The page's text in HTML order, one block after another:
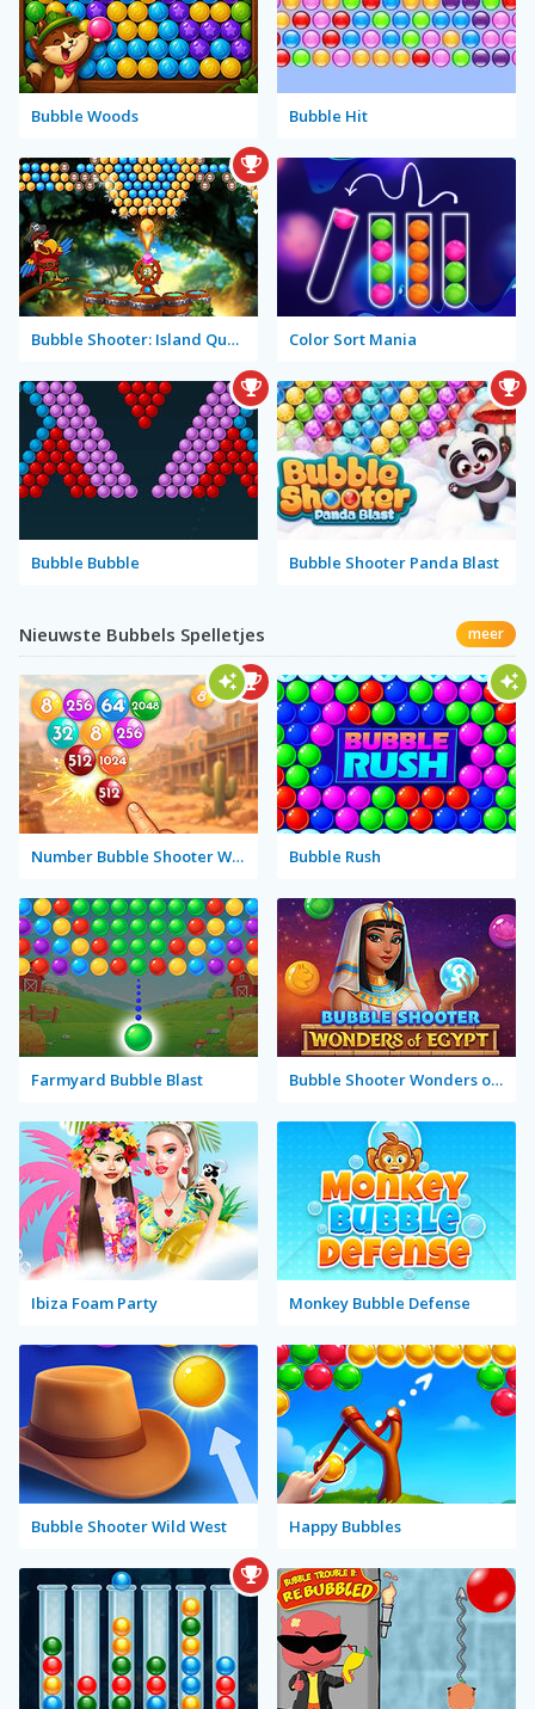
Bubble Woods Bubble Hit
Bubble Shooter: Island Quest Color Sort Mania
Bubble Bubble Bubble Shooter Panda Blast
Nieuwste Bubbels Spelletjes meer
Number Bubble Shooter Wild West Bubble Rush
Farmyard Bubble Blast Bubble Shooter Wonders of Egypt
Ibiza Foam Party Monkey Bubble Defense
Bubble Shooter Wild West Happy Bubbles